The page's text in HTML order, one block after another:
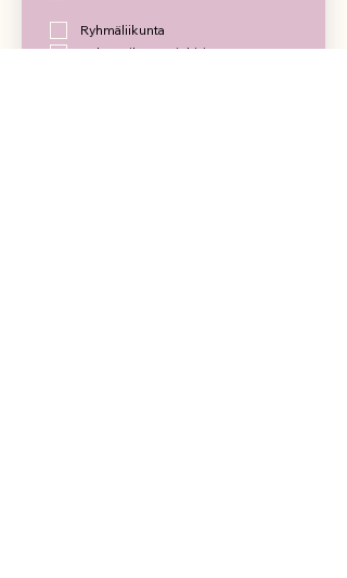
Ryhmäliikunta
Haluan tilata uutiskirjeen! *